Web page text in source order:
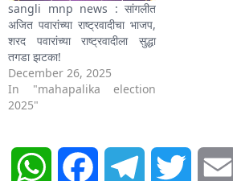
sangli mnp news : सांगलीत
अजित पवारांच्या राष्ट्रवादीचा भाजप,
शरद पवारांच्या राष्ट्रवादीला सुद्धा
तगडा झटका!
December 26, 2025
In "mahapalika election
2025"
WhatsAppFacebook Telegram Twitter